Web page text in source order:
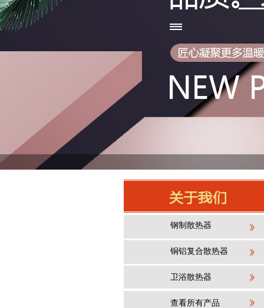
钢制散热器
铜铝复合散热器
卫浴散热器
查看所有产品